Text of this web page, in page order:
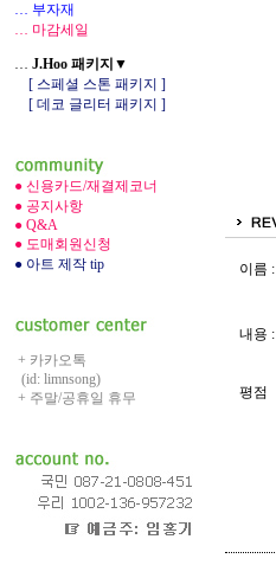
… 부자재
… 마감세일
… J.Hoo 패키지▼
[ 스페셜 스톤 패키지 ]
[ 데코 글리터 패키지 ]
● 신용카드/재결제코너
● 공지사항
● Q&A
● 도매회원신청
● 아트 제작 tip
+ 카카오톡
(id: limnsong)
+ 주말/공휴일 휴무
이름 :
내용 :
평점